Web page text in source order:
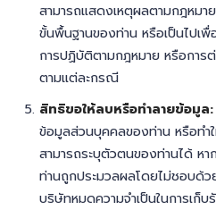
สามารถแสดงเหตุผลตามกฎหม
ขั้นพื้นฐานของท่าน หรือเป็นไปเ
การปฏิบัติตามกฎหมาย หรือกา
ตามแต่ละกรณี
สิทธิขอให้ลบหรือทำลายข้อมูล:
ข้อมูลส่วนบุคคลของท่าน หรือทำ
สามารถระบุตัวตนของท่านได้ ห
ท่านถูกประมวลผลโดยไม่ชอบด้ว
บริษัทหมดความจำเป็นในการเก็